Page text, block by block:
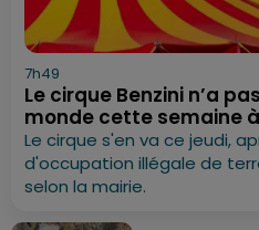
7h49
Le cirque Benzini n’a
monde cette semaine
Le cirque s'en va ce jeudi,
d'occupation illégale de
selon la mairie.